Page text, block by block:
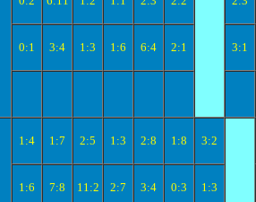
0:1 3:4 1:3 1:6 6:4 2:1 3:1
1:4 1:7 2:5 1:3 2:8 1:8 3:2
1:6 7:8 11:2 2:7 3:4 0:3 1:3